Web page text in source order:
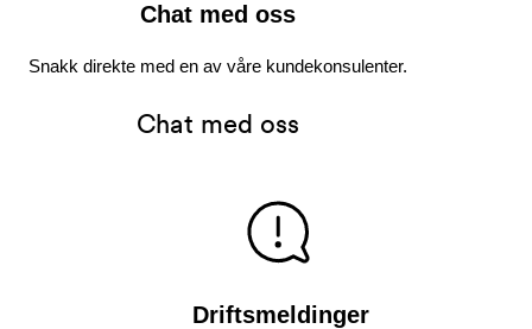
Chat med oss
Snakk direkte med en av våre kundekonsulenter.
Chat med oss
Driftsmeldinger